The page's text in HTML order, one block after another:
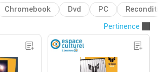
Chromebook Dvd PC
Pertinence